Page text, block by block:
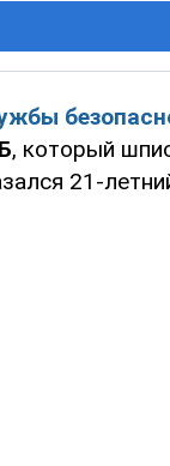
, который
21-